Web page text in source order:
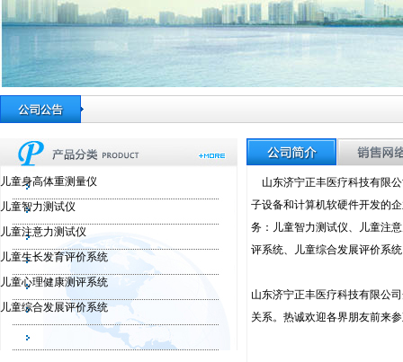
儿童身高体重测量仪
儿童智力测试仪
儿童注意力测试仪
儿童生长发育评价系统
儿童心理健康测评系统
儿童综合发展评价系统
山东济宁正丰医疗科技有限
子设备和计算机软硬件开发的
务：儿童智力测试仪、儿童注
评系统、儿童综合发展评价系
山东济宁正丰医疗科技有限公
关系。热诚欢迎各界朋友前来